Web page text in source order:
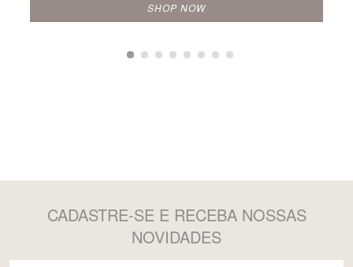
SHOP NOW
CADASTRE-SE E RECEBA NOSSAS
NOVIDADES